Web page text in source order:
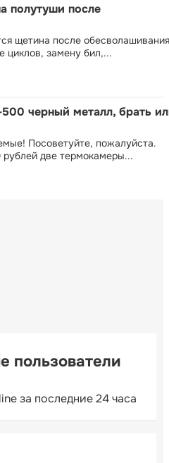
полутуши после
щетина после
циклов, замену бил,...
черный металл, брать
Посоветуйте, пожалуйста.
две термокамеры...
пользователи
за последние 24 часа